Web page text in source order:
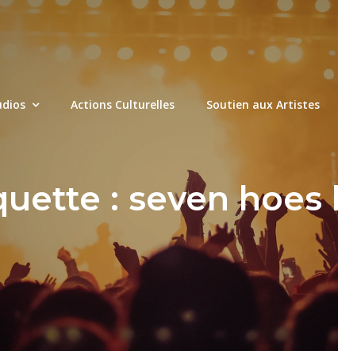
Actions Culturelles Soutien aux Artistes
: seven hoes